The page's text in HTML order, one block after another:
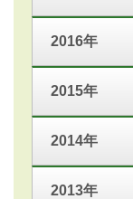
2016年
2015年
2014年
2013年